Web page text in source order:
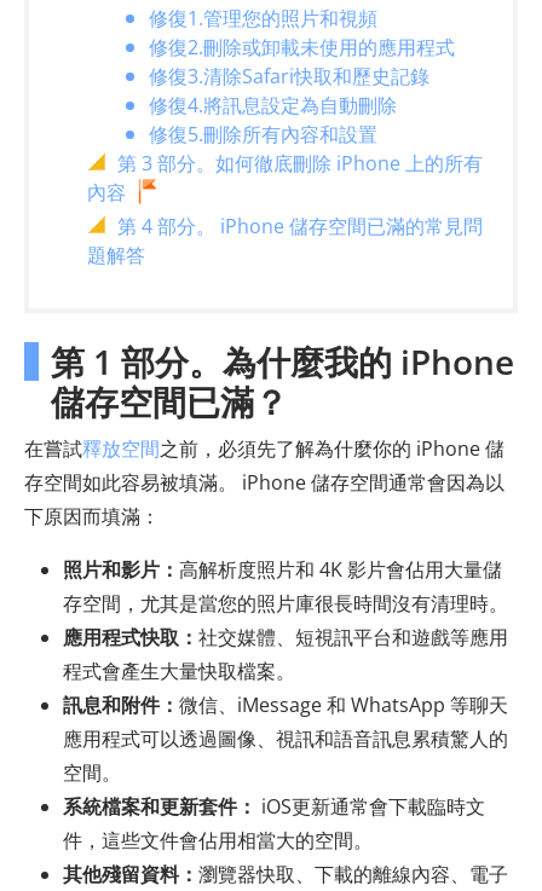
修復1.管理您的照片和視頻
修復2.刪除或卸載未使用的應用程式
修復3.清除Safari快取和歷史記錄
修復4.將訊息設定為自動刪除
修復5.刪除所有內容和設置
第 3 部分。如何徹底刪除 iPhone 上的所有
內容
第 4 部分。 iPhone 儲存空間已滿的常見問
題解答
第 1 部分。為什麼我的 iPhone
儲存空間已滿？
在嘗試釋放空間之前，必須先了解為什麼你的 iPhone 儲
存空間如此容易被填滿。 iPhone 儲存空間通常會因為以
下原因而填滿：
照片和影片： 高解析度照片和 4K 影片會佔用大量儲
存空間，尤其是當您的照片庫很長時間沒有清理時。
應用程式快取： 社交媒體、短視訊平台和遊戲等應用
程式會產生大量快取檔案。
訊息和附件： 微信、iMessage 和 WhatsApp 等聊天
應用程式可以透過圖像、視訊和語音訊息累積驚人的
空間。
系統檔案和更新套件： iOS更新通常會下載臨時文
件，這些文件會佔用相當大的空間。
其他殘留資料： 瀏覽器快取、下載的離線內容、電子